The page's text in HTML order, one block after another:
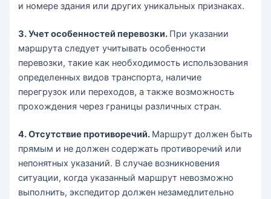
и номере здания или других уникальных признаках.
3. Учет особенностей перевозки. При указании
маршрута следует учитывать особенности
перевозки, такие как необходимость использования
определенных видов транспорта, наличие
перегрузок или переходов, а также возможность
прохождения через границы различных стран.
4. Отсутствие противоречий. Маршрут должен быть
прямым и не должен содержать противоречий или
непонятных указаний. В случае возникновения
ситуации, когда указанный маршрут невозможно
выполнить, экспедитор должен незамедлительно